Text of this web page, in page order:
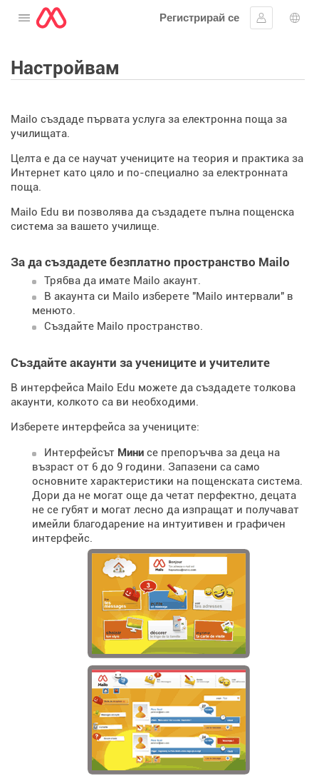
Отворете менюто
Регистрирай се
Впиши се
Настройвам
Mailo създаде първата услуга за електронна поща за
училищата.
Целта е да се научат учениците на теория и практика за
Интернет като цяло и по-специално за електронната
поща.
Mailo Edu ви позволява да създадете пълна пощенска
система за вашето училище.
За да създадете безплатно пространство Mailo
Трябва да имате Mailo акаунт.
В акаунта си Mailo изберете "Mailo интервали" в
менюто.
Създайте Mailo пространство.
Създайте акаунти за учениците и учителите
В интерфейса Mailo Edu можете да създадете толкова
акаунти, колкото са ви необходими.
Изберете интерфейса за учениците:
Интерфейсът Мини се препоръчва за деца на
възраст от 6 до 9 години. Запазени са само
основните характеристики на пощенската система.
Дори да не могат още да четат перфектно, децата
не се губят и могат лесно да изпращат и получават
имейли благодарение на интуитивен и графичен
интерфейс.